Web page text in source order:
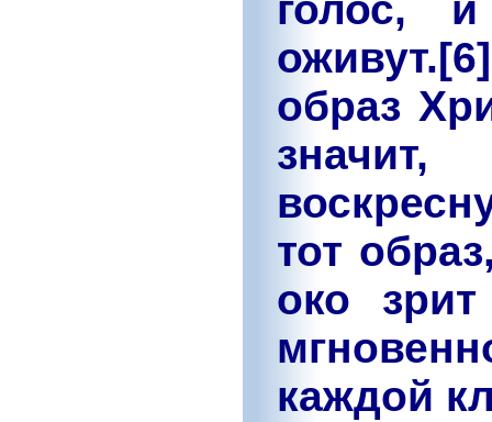
голос,
образ
тот
око
каждой